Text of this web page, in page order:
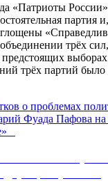
«Патриоты
партия
трёх
трёх партий было
о проблемах
Фуада Пафова на